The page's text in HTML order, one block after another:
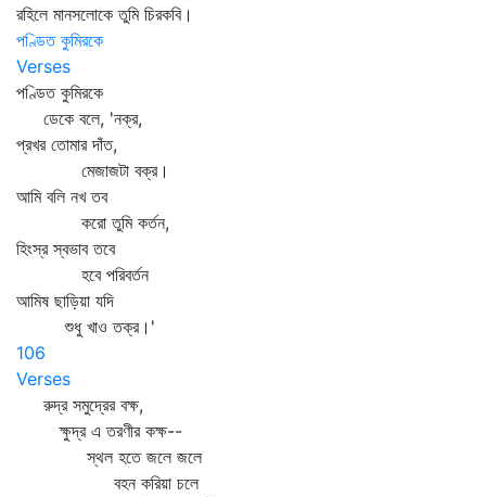
রহিলে মানসলোকে তুমি চিরকবি।
পণ্ডিত কুমিরকে
Verses
পণ্ডিত কুমিরকে
ডেকে বলে, 'নক্র,
প্রখর তোমার দাঁত,
মেজাজটা বক্র।
আমি বলি নখ তব
করো তুমি কর্তন,
হিংস্র স্বভাব তবে
হবে পরিবর্তন
আমিষ ছাড়িয়া যদি
শুধু খাও তক্র।'
106
Verses
রুদ্র সমুদ্রের বক্ষ,
ক্ষুদ্র এ তরণীর কক্ষ--
স্থল হতে জলে জলে
বহন করিয়া চলে